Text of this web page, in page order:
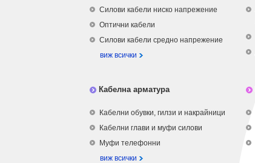
Силови кабели ниско напрежение
Оптични кабели
Силови кабели средно напрежение
виж всички
Кабелна арматура
Кабелни обувки, гилзи и накрайници
Кабелни глави и муфи силови
Муфи телефонни
виж всички